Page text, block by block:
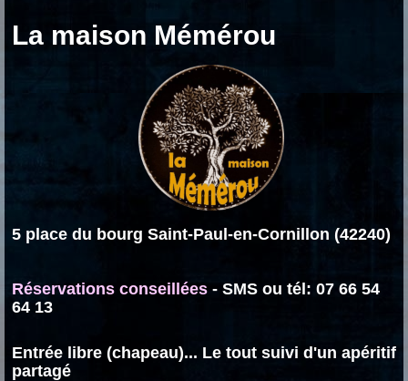
La maison Mémérou
5 place du bourg Saint-Paul-en-Cornillon (42240)
Réservations conseillées - SMS ou tél: 07 66 54
64 13
Entrée libre (chapeau)... Le tout suivi d'un apéritif
partagé